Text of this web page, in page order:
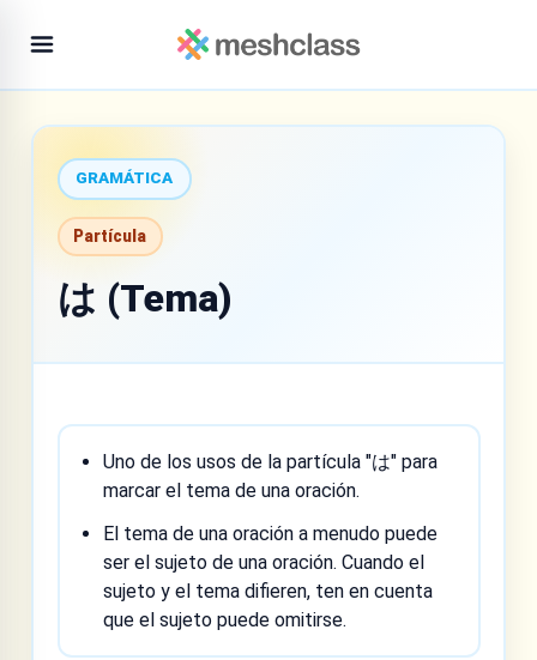
GRAMÁTICA
Partícula
は (Tema)
Uno de los usos de la partícula "は" para
marcar el tema de una oración.
El tema de una oración a menudo puede
ser el sujeto de una oración. Cuando el
sujeto y el tema difieren, ten en cuenta
que el sujeto puede omitirse.